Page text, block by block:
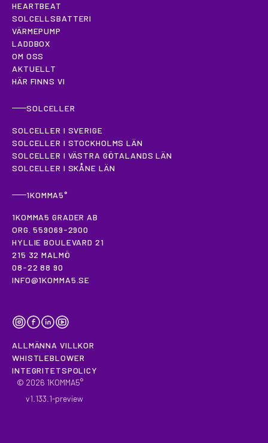
HEARTBEAT
SOLCELLSBATTERI
VÄRMEPUMP
LADDBOX
OM OSS
AKTUELLT
HÄR FINNS VI
SOLCELLER
SOLCELLER I SVERIGE
SOLCELLER I STOCKHOLMS LÄN
SOLCELLER I VÄSTRA GÖTALANDS LÄN
SOLCELLER I SKÅNE LÄN
1KOMMA5°
1KOMMA5 GRADER AB
ORG. 559069-2900
HYLLIE BOULEVARD 21
215 32 MALMÖ
08-22 88 90
INFO@1KOMMA5.SE
INSTAGRAM
FACEBOOK
LINKEDINYOUTUBE
ALLMÄNNA VILLKOR
WHISTLEBLOWER
INTEGRITETSPOLICY
© 2026 1KOMMA5°
v1.133.1-preview